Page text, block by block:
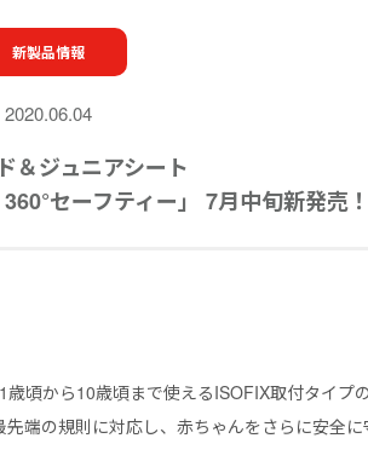
新製品情報
2020.06.04
＆ジュニアシート
セーフティー」 7月中旬新発売！
歳頃から10歳頃まで使えるISOFIX取付タイプ
先端の規則に対応し、赤ちゃんをさらに安全に